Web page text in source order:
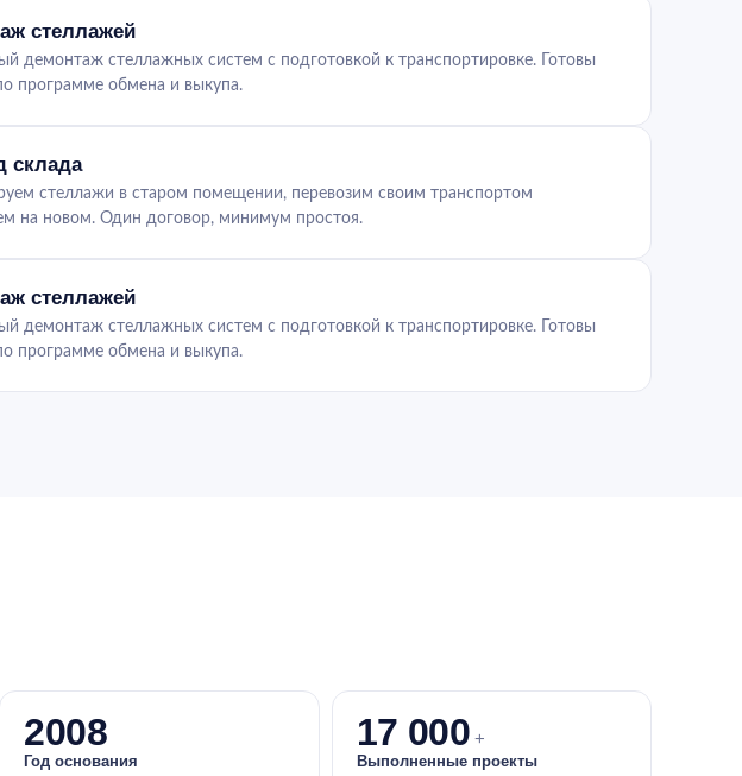
стеллажей
демонтаж стеллажных систем с подготовкой к транспортировке. Готовы
программе обмена и выкупа.
склада
стеллажи в старом помещении, перевозим своим транспортом
на новом. Один договор, минимум простоя.
стеллажей
демонтаж стеллажных систем с подготовкой к транспортировке. Готовы
программе обмена и выкупа.
2008
Год основания
17 000 +
Выполненные проекты